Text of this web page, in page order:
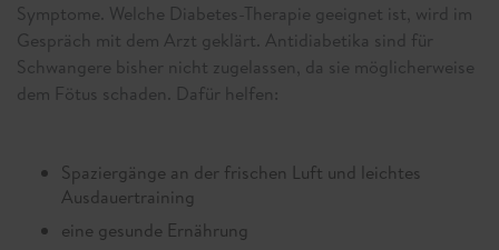
Symptome. Welche Diabetes-Therapie geeignet ist, wird im
Gespräch mit dem Arzt geklärt. Antidiabetika sind für
Schwangere bisher nicht zugelassen, da sie möglicherweise
dem Fötus schaden. Dafür helfen:
Spaziergänge an der frischen Luft und leichtes
Ausdauertraining
eine gesunde Ernährung